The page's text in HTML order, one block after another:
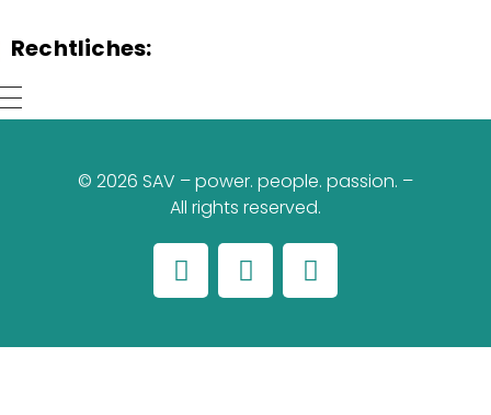
Rechtliches:
© 2026 SAV – power. people. passion. –
All rights reserved.